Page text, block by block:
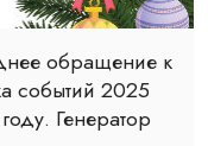
обращение к
событий 2025
Генератор